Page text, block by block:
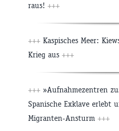
raus! +++
+++ Kaspisches Meer:
Krieg aus +++
+++ »Aufnahmezentren
Spanische Exklave erlebt
Migranten-Ansturm +++